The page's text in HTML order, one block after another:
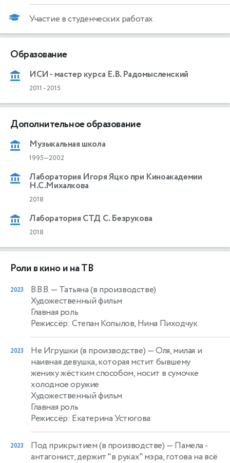
Участие в студенческих работах
Образование
ИСИ - мастер курса Е.В. Радомысленский
2011 - 2015
Дополнительное образование
Музыкальная школа
1995—2002
Лаборатория Игоря Яцко при Киноакадемии
Н.С.Михалкова
2018
Лаборатория СТД С. Безрукова
2018
Роли в кино и на ТВ
2023 В.В.В.— Татьяна (в производстве)
Художественный фильм
Главная роль
Режиссёр: Степан Копылов, Нина Пиходчук
2023 Не Игрушки (в производстве) — Оля, милая и
наивная девушка, которая мстит бывшему
жениху жёстким способом, носит в сумочке
холодное оружие
Художественный фильм
Главная роль
Режиссёр: Екатерина Устюгова
2023 Под прикрытием (в производстве) — Памела -
антагонист, держит "в руках" мэра, готова на всё